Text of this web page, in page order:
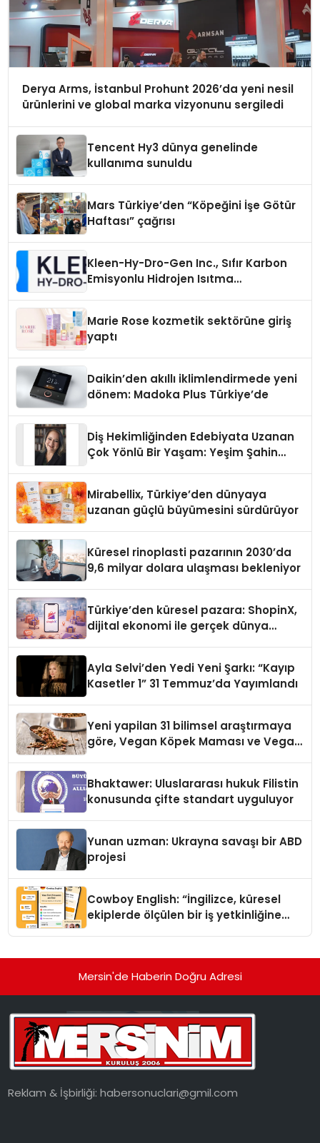
Derya Arms, İstanbul Prohunt 2026’da yeni nesil
ürünlerini ve global marka vizyonunu sergiledi
Tencent Hy3 dünya genelinde
kullanıma sunuldu
Mars Türkiye’den “Köpeğini İşe Götür
Haftası” çağrısı
Kleen-Hy-Dro-Gen Inc., Sıfır Karbon
Emisyonlu Hidrojen Isıtma
Marie Rose kozmetik sektörüne giriş
yaptı
Daikin’den akıllı iklimlendirmede yeni
dönem: Madoka Plus Türkiye’de
Diş Hekimliğinden Edebiyata Uzanan
Çok Yönlü Bir Yaşam: Yeşim Şahin
Mirabellix, Türkiye’den dünyaya
uzanan güçlü büyümesini sürdürüyor
Küresel rinoplasti pazarının 2030’da
9,6 milyar dolara ulaşması bekleniyor
Türkiye’den küresel pazara: ShopinX,
dijital ekonomi ile gerçek dünya
Ayla Selvi’den Yedi Yeni Şarkı: “Kayıp
Kasetler 1” 31 Temmuz’da Yayımlandı
Yeni yapilan 31 bilimsel araştırmaya
göre, Vegan Köpek Maması ve Vegan
Bhaktawer: Uluslararası hukuk Filistin
konusunda çifte standart uyguluyor
Yunan uzman: Ukrayna savaşı bir ABD
projesi
Cowboy English: “İngilizce, küresel
ekiplerde ölçülen bir iş yetkinliğine
Mersin'de Haberin Doğru Adresi
Reklam & İşbirliği:habersonuclari@gmil.com